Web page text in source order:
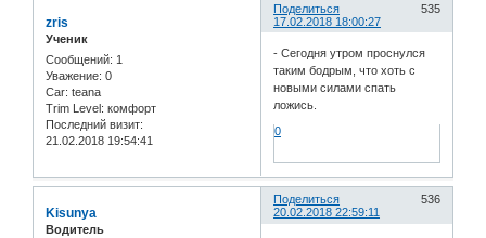
Поделиться
535
17.02.2018 18:00:27
zris
Ученик
Сообщений: 1
Уважение: 0
Car: teana
Trim Level: комфорт
Последний визит:
21.02.2018 19:54:41
- Сегодня утром проснулся
таким бодрым, что хоть с
новыми силами спать
ложись.
0
Поделиться
536
20.02.2018 22:59:11
Kisunya
Водитель